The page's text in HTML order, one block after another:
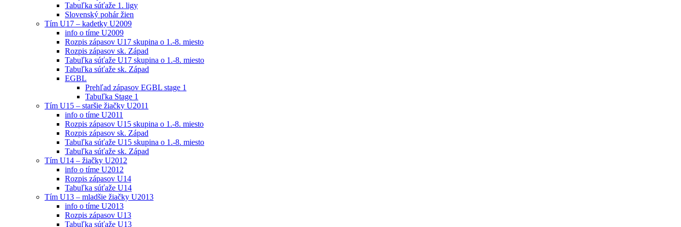
Tabuľka súťaže 1. ligy
Slovenský pohár žien
Tím U17 – kadetky U2009
info o tíme U2009
Rozpis zápasov U17 skupina o 1.-8. miesto
Rozpis zápasov sk. Západ
Tabuľka súťaže U17 skupina o 1.-8. miesto
Tabuľka súťaže sk. Západ
EGBL
Prehľad zápasov EGBL stage 1
Tabuľka Stage 1
Tím U15 – staršie žiačky U2011
info o tíme U2011
Rozpis zápasov U15 skupina o 1.-8. miesto
Rozpis zápasov sk. Západ
Tabuľka súťaže U15 skupina o 1.-8. miesto
Tabuľka súťaže sk. Západ
Tím U14 – žiačky U2012
info o tíme U2012
Rozpis zápasov U14
Tabuľka súťaže U14
Tím U13 – mladšie žiačky U2013
info o tíme U2013
Rozpis zápasov U13
Tabuľka súťaže U13